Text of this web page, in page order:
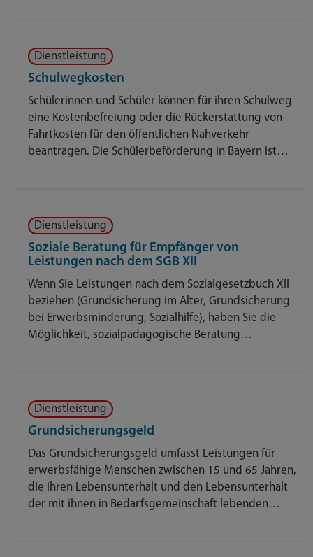
Dienstleistung
Schulwegkosten
Schülerinnen und Schüler können für ihren Schulweg
eine Kostenbefreiung oder die Rückerstattung von
Fahrtkosten für den öffentlichen Nahverkehr
beantragen. Die Schülerbeförderung in Bayern ist…
Dienstleistung
Soziale Beratung für Empfänger von
Leistungen nach dem SGB XII
Wenn Sie Leistungen nach dem Sozialgesetzbuch XII
beziehen (Grundsicherung im Alter, Grundsicherung
bei Erwerbsminderung, Sozialhilfe), haben Sie die
Möglichkeit, sozialpädagogische Beratung…
Dienstleistung
Grundsicherungsgeld
Das Grundsicherungsgeld umfasst Leistungen für
erwerbsfähige Menschen zwischen 15 und 65 Jahren,
die ihren Lebensunterhalt und den Lebensunterhalt
der mit ihnen in Bedarfsgemeinschaft lebenden…